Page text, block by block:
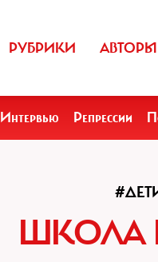
РУБРИКИ АВТОРЫ
Интервью Репрессии
ШКОЛА